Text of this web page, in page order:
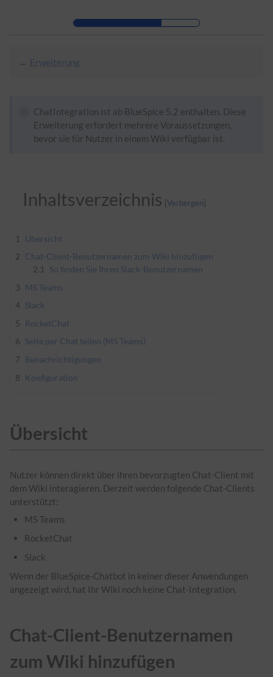
Zur Hauptnavigation
← Erweiterung
ChatIntegration ist ab BlueSpice 5.2 enthalten. Diese
Erweiterung erfordert mehrere Voraussetzungen,
bevor sie für Nutzer in einem Wiki verfügbar ist.
Inhaltsverzeichnis
1
Übersicht
2 Chat-Client-Benutzernamen zum Wiki hinzufügen
2.1
So finden Sie Ihren Slack-Benutzernamen
3 MS Teams
4 Slack
5
RocketChat
6 Seite per Chat teilen (MS Teams)
7 Benachrichtigungen
8
Konfiguration
Übersicht
Nutzer können direkt über ihren bevorzugten Chat-Client mit
dem Wiki interagieren. Derzeit werden folgende Chat-Clients
unterstützt:
MS Teams
RocketChat
Slack
Wenn der BlueSpice-Chatbot in keiner dieser Anwendungen
angezeigt wird, hat Ihr Wiki noch keine Chat-Integration.
Chat-Client-Benutzernamen
zum Wiki hinzufügen